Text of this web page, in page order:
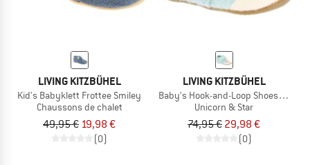
LIVING KITZBÜHEL
Kid's Babyklett Frottee Smiley
Chaussons de chalet
49,95 € 19,98 €
(0)
LIVING KITZBÜHEL
Baby's Hook-and-Loop Shoes -
Unicorn & Star
74,95 € 29,98 €
(0)